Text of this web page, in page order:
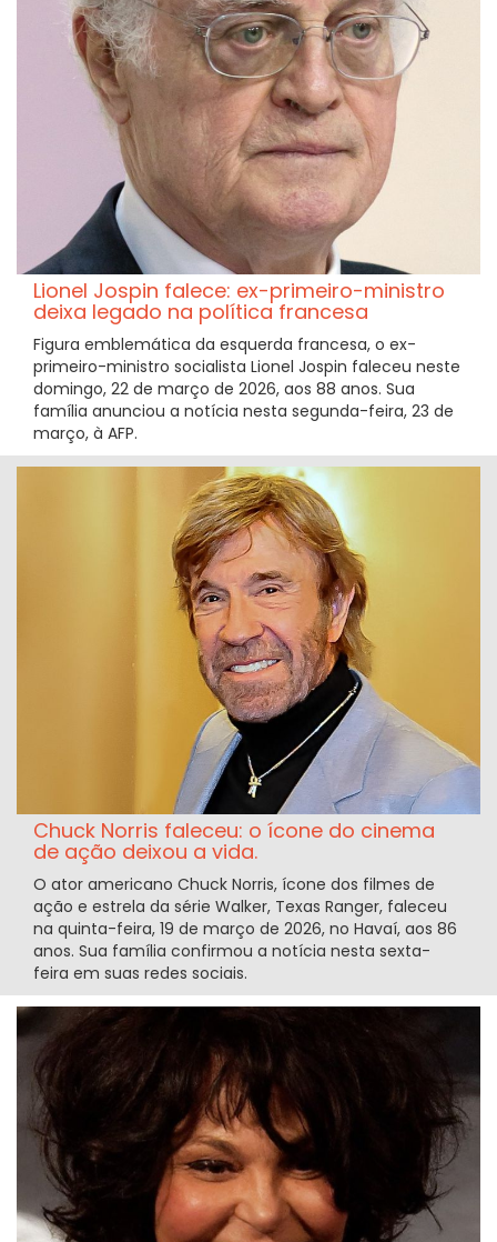
Lionel Jospin falece: ex-primeiro-ministro
deixa legado na política francesa
Figura emblemática da esquerda francesa, o ex-
primeiro-ministro socialista Lionel Jospin faleceu neste
domingo, 22 de março de 2026, aos 88 anos. Sua
família anunciou a notícia nesta segunda-feira, 23 de
março, à AFP.
Chuck Norris faleceu: o ícone do cinema
de ação deixou a vida.
O ator americano Chuck Norris, ícone dos filmes de
ação e estrela da série Walker, Texas Ranger, faleceu
na quinta-feira, 19 de março de 2026, no Havaí, aos 86
anos. Sua família confirmou a notícia nesta sexta-
feira em suas redes sociais.